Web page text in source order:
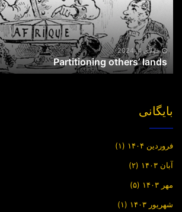
جولای 4, 2024
Partitioning others’ lands
بایگانی
فروردین ۱۴۰۴ (۱)
آبان ۱۴۰۳ (۲)
مهر ۱۴۰۳ (۵)
شهریور ۱۴۰۳ (۱)